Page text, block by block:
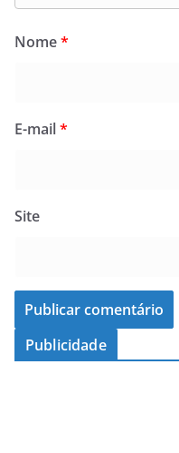
Nome*
E-mail*
Site
Publicidade